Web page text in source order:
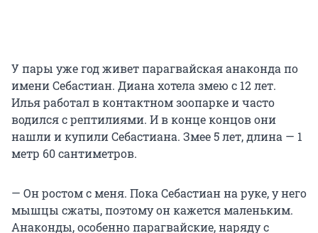
У пары уже год живет парагвайская анаконда по
имени Себастиан. Диана хотела змею с 12 лет.
Илья работал в контактном зоопарке и часто
водился с рептилиями. И в конце концов они
нашли и купили Себастиана. Змее 5 лет, длина — 1
метр 60 сантиметров.
— Он ростом с меня. Пока Себастиан на руке, у него
мышцы сжаты, поэтому он кажется маленьким.
Анаконды, особенно парагвайские, наряду с